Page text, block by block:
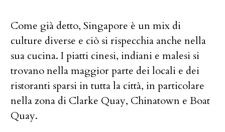
Come già detto, Singapore è un mix di
culture diverse e ciò si rispecchia anche nella
sua cucina. I piatti cinesi, indiani e malesi si
trovano nella maggior parte dei locali e dei
ristoranti sparsi in tutta la città, in particolare
nella zona di Clarke Quay, Chinatown e Boat
Quay.